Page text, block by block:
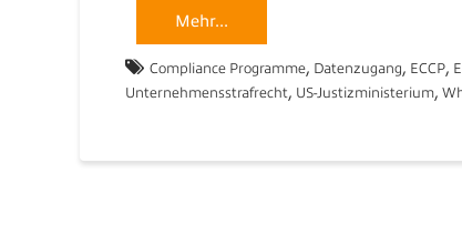
Mehr...
Compliance Programme, Datenzugang, ECCP,
Unternehmensstrafrecht, US-Justizministerium,